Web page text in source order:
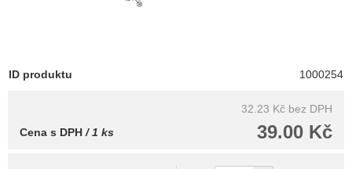
ID produktu 1000254
32.23 Kč bez DPH
39.00 Kč
Cena s DPH / 1 ks